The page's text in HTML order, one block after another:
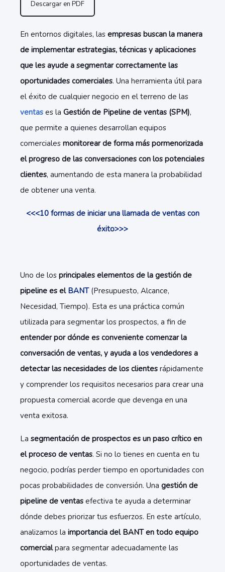
Descargar en PDF
En entornos digitales, las empresas buscan la manera
de implementar estrategias, técnicas y aplicaciones
que les ayude a segmentar correctamente las
oportunidades comerciales. Una herramienta útil para
el éxito de cualquier negocio en el terreno de las
ventas es la Gestión de Pipeline de ventas (SPM),
que permite a quienes desarrollan equipos
comerciales monitorear de forma más pormenorizada
el progreso de las conversaciones con los potenciales
clientes, aumentando de esta manera la probabilidad
de obtener una venta.
<<<10 formas de iniciar una llamada de ventas con
éxito>>>
Uno de los principales elementos de la gestión de
pipeline es el BANT (Presupuesto, Alcance,
Necesidad, Tiempo). Esta es una práctica común
utilizada para segmentar los prospectos, a fin de
entender por dónde es conveniente comenzar la
conversación de ventas, y ayuda a los vendedores a
detectar las necesidades de los clientes rápidamente
y comprender los requisitos necesarios para crear una
propuesta comercial acorde que devenga en una
venta exitosa.
La segmentación de prospectos es un paso crítico en
el proceso de ventas. Si no lo tienes en cuenta en tu
negocio, podrías perder tiempo en oportunidades con
pocas probabilidades de conversión. Una gestión de
pipeline de ventas efectiva te ayuda a determinar
dónde debes priorizar tus esfuerzos. En este artículo,
analizamos la importancia del BANT en todo equipo
comercialpara segmentar adecuadamente las
oportunidades de ventas.